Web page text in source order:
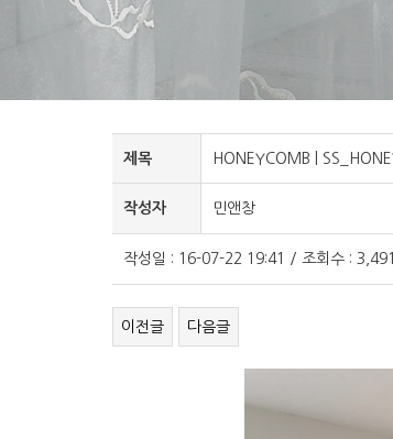
제목 HONEYCOMB |
작성자 민앤창
작성일 : 16-07-22 19:41 / 조회수 :
이전글 다음글